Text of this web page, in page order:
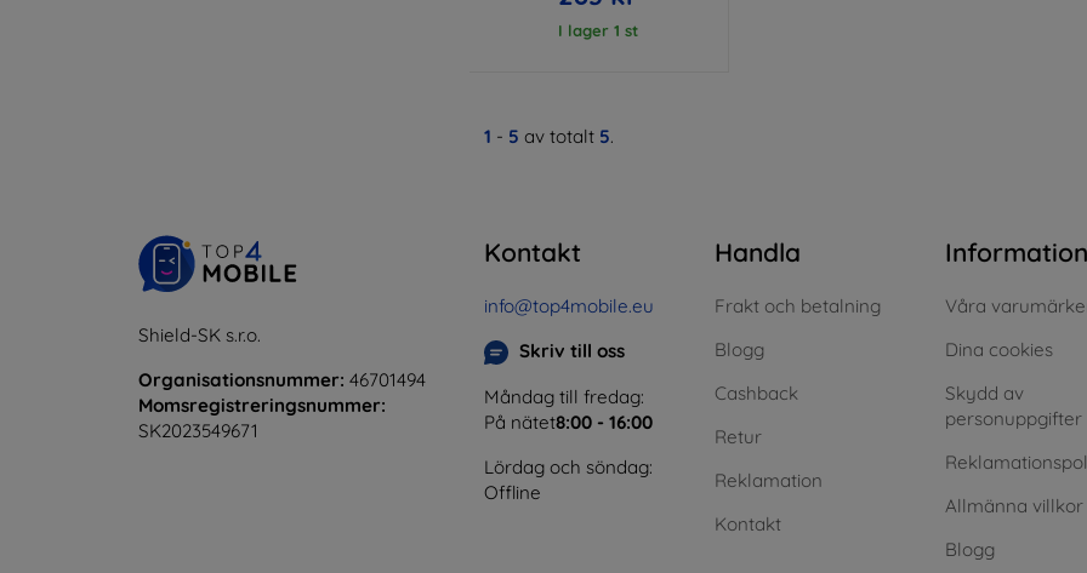
I lager 1 st
1 - 5 av totalt 5.
Shield-SK s.r.o.
Organisationsnummer: 46701494
Momsregistreringsnummer:
SK2023549671
Kontakt
info@top4mobile.eu
Skriv till oss
Måndag till fredag:
På nätet8:00 - 16:00
Lördag och söndag:
Offline
Handla
Frakt och betalning
Blogg
Cashback
Retur
Reklamation
Kontakt
Information
Våra
Dina cookies
Skydd av
personuppgifter
Allmänna villkor
Blogg